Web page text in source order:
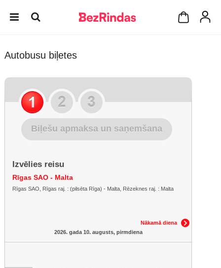
Autobusu biļetes
Biļešu apmaksa un saņemšana
Izvēlies reisu
Rīgas SAO - Malta
Rīgas SAO, Rīgas raj. : (pilsēta Rīga) - Malta, Rēzeknes raj. : Malta
Nākamā diena
2026. gada 10. augusts, pirmdiena